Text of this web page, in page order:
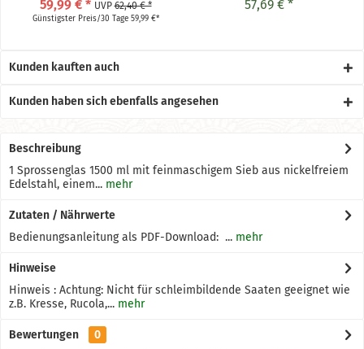
59,99 € * UVP62,40 € *
Günstigster Preis/30 Tage 59,99 €*
57,69 € *
Kunden kauften auch
Kunden haben sich ebenfalls angesehen
Beschreibung
1 Sprossenglas 1500 ml mit feinmaschigem Sieb aus nickelfreiem
Edelstahl, einem... mehr
Zutaten / Nährwerte
Bedienungsanleitung als PDF-Download: ... mehr
Hinweise
Hinweis : Achtung: Nicht für schleimbildende Saaten geeignet wie
z.B. Kresse, Rucola,... mehr
Bewertungen
0